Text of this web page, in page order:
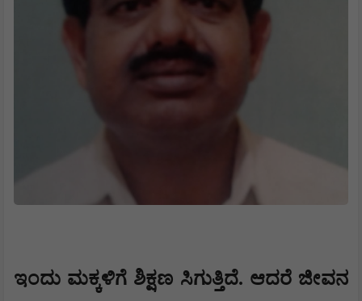
ಇಂದು ಮಕ್ಕಳಿಗೆ ಶಿಕ್ಷಣ ಸಿಗುತ್ತಿದೆ. ಆದರೆ ಜೀವನ